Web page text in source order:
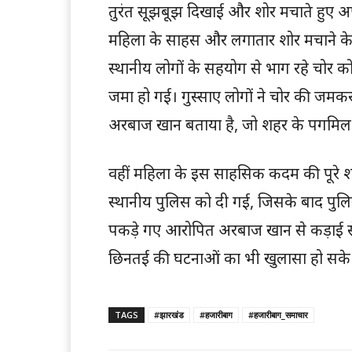
तुरंत सूझबूझ दिखाई और शोर मचाते हुए
महिला के साहस और लगातार शोर मचाने
स्थानीय लोगों के सहयोग से भाग रहे चोर
जमा हो गई। गुस्साए लोगों ने चोर की
अरबाज खान बताया है, जो शहर के
वहीं महिला के इस साहसिक कदम की पूरे
स्थानीय पुलिस को दी गई, जिसके बाद
पकड़े गए आरोपित अरबाज खान से
छिनतई की घटनाओं का भी खुलासा हो
TAGS #झारखंड #हजारीबाग #हजारीबाग_समाचार